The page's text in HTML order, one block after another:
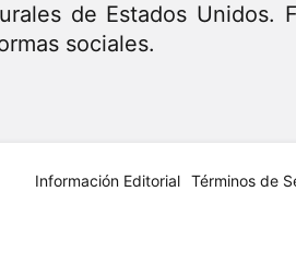
de Estados Unidos.
sociales.
Información Editorial Términos de